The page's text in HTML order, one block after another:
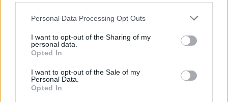
Please note that this website/app uses one or more Google
not limited to your visit or usage behaviour. You may click to
grant or deny consent to Google and its third-party tags to
use your data for below specified purposes in below Google
consent section.
Personal Data Processing Opt Outs
I want to opt-out of the Sharing of my
personal data.
Opted In
I want to opt-out of the Sale of my
Personal Data.
Opted In